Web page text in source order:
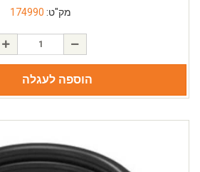
מק"ט: 174990
הוספה לעגלה